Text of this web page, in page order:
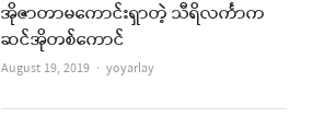
အိုဇာတာမကောင်းရှာတဲ့ သီရိလင်္ကာက
ဆင်အိုတစ်ကောင်
August 19, 2019 Author
yoyarlay